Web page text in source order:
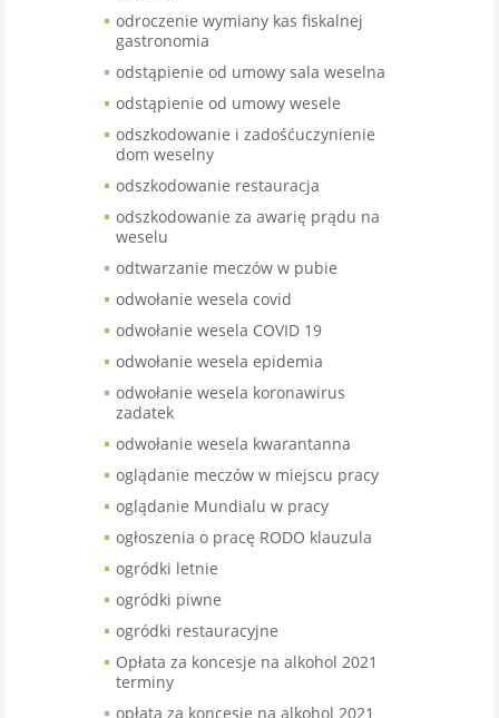
odroczenie wymiany kas fiskalnej
gastronomia
odstąpienie od umowy sala weselna
odstąpienie od umowy wesele
odszkodowanie i zadośćuczynienie
dom weselny
odszkodowanie restauracja
odszkodowanie za awarię prądu na
weselu
odtwarzanie meczów w pubie
odwołanie wesela covid
odwołanie wesela COVID 19
odwołanie wesela epidemia
odwołanie wesela koronawirus
zadatek
odwołanie wesela kwarantanna
oglądanie meczów w miejscu pracy
oglądanie Mundialu w pracy
ogłoszenia o pracę RODO klauzula
ogródki letnie
ogródki piwne
ogródki restauracyjne
Opłata za koncesje na alkohol 2021
terminy
opłata za koncesje na alkohol 2021